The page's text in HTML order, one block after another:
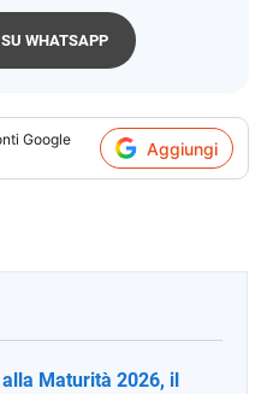
WHATSAPP
Google
Aggiungi
Maturità 2026, il